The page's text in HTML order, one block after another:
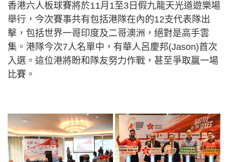
香港六人板球賽將於11月1至3日假九龍天光道遊樂場
舉行，今次賽事共有包括港隊在內的12支代表隊出
擊，包括世界一哥印度及二哥澳洲，絕對是高手雲
集。港隊今次7人名單中，有華人呂慶邦(Jason)首次
入選。這位港將盼和隊友努力作戰，甚至爭取贏一場
比賽。